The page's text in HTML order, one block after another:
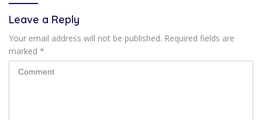
Leave a Reply
Your email address will not be published. Required fields are
marked *